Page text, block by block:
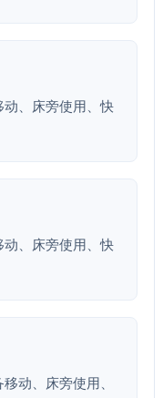
、床旁使用、快
、床旁使用、快
动、床旁使用、